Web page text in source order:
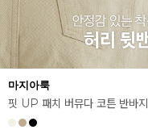
마지아룩
핏 UP 패치 버뮤다 코튼 반바지